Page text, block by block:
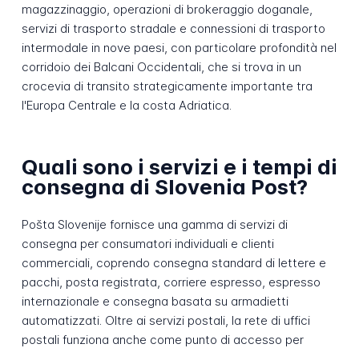
magazzinaggio, operazioni di brokeraggio doganale,
servizi di trasporto stradale e connessioni di trasporto
intermodale in nove paesi, con particolare profondità nel
corridoio dei Balcani Occidentali, che si trova in un
crocevia di transito strategicamente importante tra
l'Europa Centrale e la costa Adriatica.
Quali sono i servizi e i tempi di
consegna di Slovenia Post?
Pošta Slovenije fornisce una gamma di servizi di
consegna per consumatori individuali e clienti
commerciali, coprendo consegna standard di lettere e
pacchi, posta registrata, corriere espresso, espresso
internazionale e consegna basata su armadietti
automatizzati. Oltre ai servizi postali, la rete di uffici
postali funziona anche come punto di accesso per